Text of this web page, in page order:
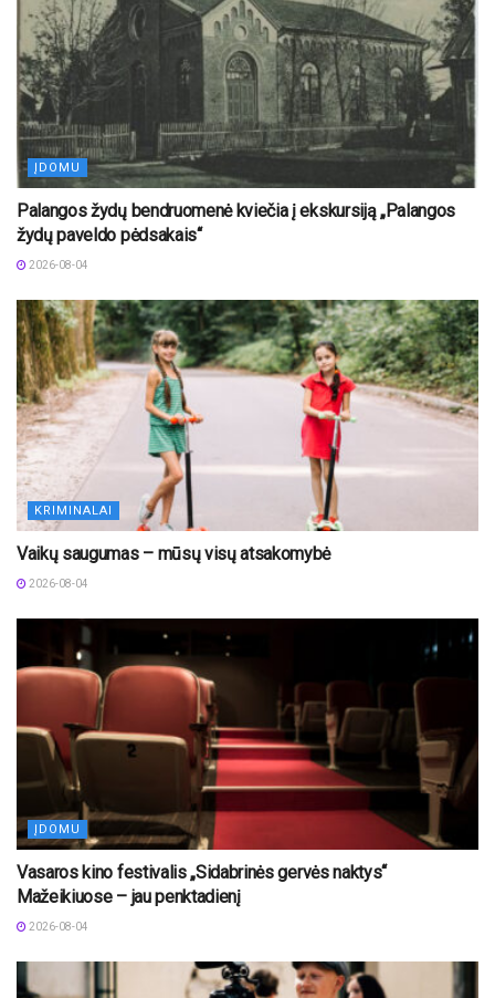
ĮDOMU
Palangos žydų bendruomenė kviečia į ekskursiją „Palangos
žydų paveldo pėdsakais“
2026-08-04
KRIMINALAI
Vaikų saugumas – mūsų visų atsakomybė
2026-08-04
ĮDOMU
Vasaros kino festivalis „Sidabrinės gervės naktys“
Mažeikiuose – jau penktadienį
2026-08-04